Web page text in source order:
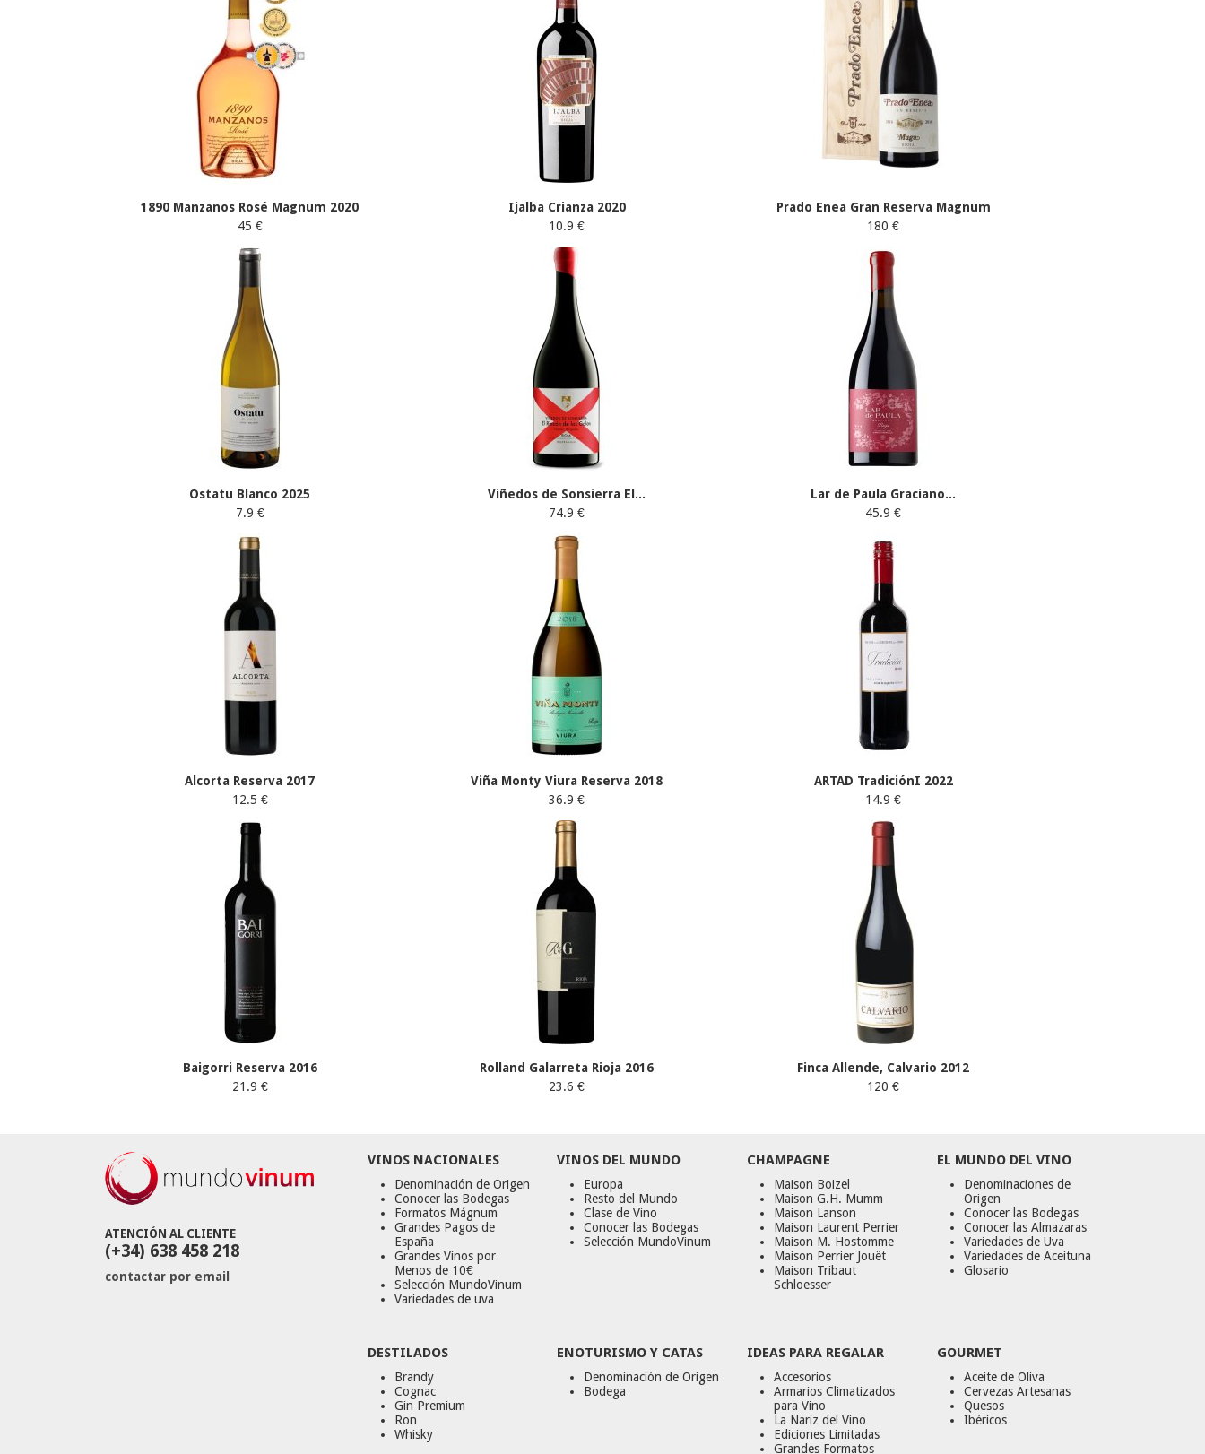
1890 Manzanos Rosé Magnum 2020
45 €
Ijalba Crianza 2020
10.9 €
Prado Enea Gran Reserva Magnum
180 €
Ostatu Blanco 2025
7.9 €
Viñedos de Sonsierra El...
74.9 €
Lar de Paula Graciano...
45.9 €
Alcorta Reserva 2017
12.5 €
Viña Monty Viura Reserva 2018
36.9 €
ARTAD TradiciónI 2022
14.9 €
Baigorri Reserva 2016
21.9 €
Rolland Galarreta Rioja 2016
23.6 €
Finca Allende, Calvario 2012
120 €
ATENCIÓN AL CLIENTE
(+34) 638 458 218
contactar por email
VINOS NACIONALES
Denominación de Origen
Conocer las Bodegas
Formatos Mágnum
Grandes Pagos de
España
Grandes Vinos por
Menos de 10€
Selección MundoVinum
Variedades de uva
VINOS DEL MUNDO
Europa
Resto del Mundo
Clase de Vino
Conocer las Bodegas
Selección MundoVinum
CHAMPAGNE
Maison Boizel
Maison G.H. Mumm
Maison Lanson
Maison Laurent Perrier
Maison M. Hostomme
Maison Perrier Jouët
Maison Tribaut
Schloesser
EL MUNDO DEL VINO
Denominaciones de
Origen
Conocer las Bodegas
Conocer las Almazaras
Variedades de Uva
Variedades de Aceituna
Glosario
DESTILADOS
Brandy
Cognac
Gin Premium
Ron
Whisky
ENOTURISMO Y CATAS
Denominación de Origen
Bodega
IDEAS PARA REGALAR
Accesorios
Armarios Climatizados
para Vino
La Nariz del Vino
Ediciones Limitadas
Grandes Formatos
GOURMET
Aceite de Oliva
Cervezas Artesanas
Quesos
Ibéricos